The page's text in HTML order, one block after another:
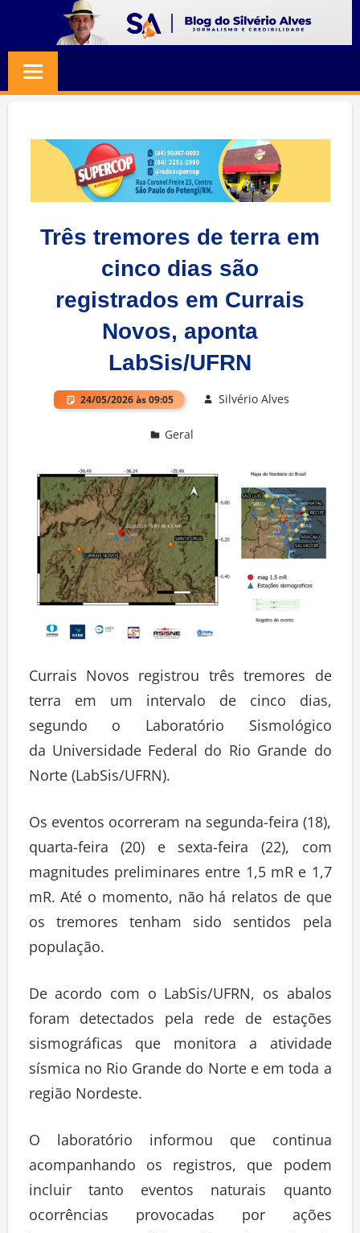
content
SILVERIO
ALVES
Jornalismo
Credibilidade
Três tremores de terra em
cinco dias são
registrados em Currais
Novos, aponta
LabSis/UFRN
24/05/2026 às 09:05 Silvério Alves
Geral
Currais Novos registrou três tremores de
terra em um intervalo de cinco dias,
segundo o Laboratório Sismológico
da Universidade Federal do Rio Grande do
Norte (LabSis/UFRN).
Os eventos ocorreram na segunda-feira (18),
quarta-feira (20) e sexta-feira (22), com
magnitudes preliminares entre 1,5 mR e 1,7
mR. Até o momento, não há relatos de que
os tremores tenham sido sentidos pela
população.
De acordo com o LabSis/UFRN, os abalos
foram detectados pela rede de estações
sismográficas que monitora a atividade
sísmica no Rio Grande do Norte e em toda a
região Nordeste.
O laboratório informou que continua
acompanhando os registros, que podem
incluir tanto eventos naturais quanto
ocorrências provocadas por ações